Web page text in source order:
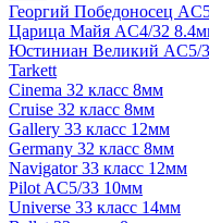
Георгий Победоносец
Царица Майя AC4/32
Юстиниан Великий AC5/
Tarkett
Cinema 32 класс 8мм
Cruise 32 класс 8мм
Gallery 33 класс 12мм
Germany 32 класс 8мм
Navigator 33 класс 12мм
Pilot AC5/33 10мм
Universe 33 класс 14мм